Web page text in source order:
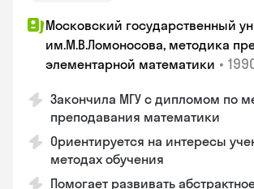
Московский государственный
им.М.В.Ломоносова, методика
элементарной математики •
Закончилa МГУ с дипломом по
преподавания математики
Ориентируется на интересы
методах обучения
Помогает развивать